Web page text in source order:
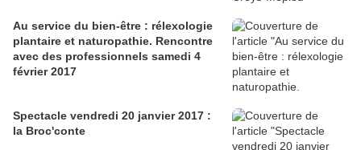
Au service du bien-être : rélexologie
plantaire et naturopathie. Rencontre
avec des professionnels samedi 4
février 2017
Spectacle vendredi 20 janvier 2017 :
la Broc'conte